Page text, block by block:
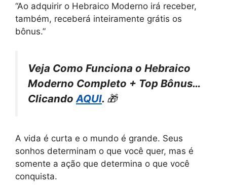
“Ao adquirir o Hebraico Moderno irá receber,
também, receberá inteiramente grátis os
bônus.”
Veja Como Funciona o Hebraico
Moderno Completo + Top Bônus…
ClicandoAQUI. 🎁
A vida é curta e o mundo é grande. Seus
sonhos determinam o que você quer, mas é
somente a ação que determina o que você
conquista.